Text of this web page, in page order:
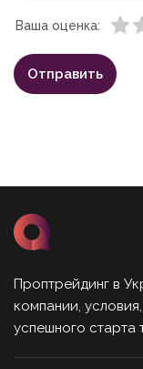
Ваша оценка:
Проптрейдинг в
компании,
успешного старта